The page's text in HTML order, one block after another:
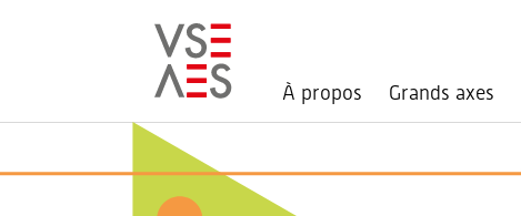
contenu
À propos Grands axes